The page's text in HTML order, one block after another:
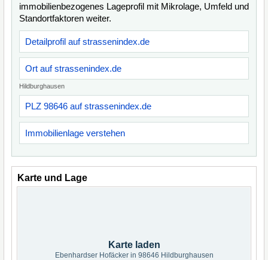
immobilienbezogenes Lageprofil mit Mikrolage, Umfeld und
Standortfaktoren weiter.
Detailprofil auf strassenindex.de
Ort auf strassenindex.de
Hildburghausen
PLZ 98646 auf strassenindex.de
Immobilienlage verstehen
Karte und Lage
Karte laden
Ebenhardser Hofäcker in 98646 Hildburghausen